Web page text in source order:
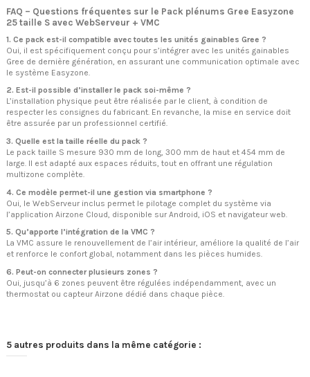
FAQ – Questions fréquentes sur le Pack plénums Gree Easyzone
25 taille S avec WebServeur + VMC
1. Ce pack est-il compatible avec toutes les unités gainables Gree ?
Oui, il est spécifiquement conçu pour s’intégrer avec les unités gainables
Gree de dernière génération, en assurant une communication optimale avec
le système Easyzone.
2. Est-il possible d’installer le pack soi-même ?
L’installation physique peut être réalisée par le client, à condition de
respecter les consignes du fabricant. En revanche, la mise en service doit
être assurée par un professionnel certifié.
3. Quelle est la taille réelle du pack ?
Le pack taille S mesure 930 mm de long, 300 mm de haut et 454 mm de
large. Il est adapté aux espaces réduits, tout en offrant une régulation
multizone complète.
4. Ce modèle permet-il une gestion via smartphone ?
Oui, le WebServeur inclus permet le pilotage complet du système via
l’application Airzone Cloud, disponible sur Android, iOS et navigateur web.
5. Qu’apporte l’intégration de la VMC ?
La VMC assure le renouvellement de l’air intérieur, améliore la qualité de l’air
et renforce le confort global, notamment dans les pièces humides.
6. Peut-on connecter plusieurs zones ?
Oui, jusqu’à 6 zones peuvent être régulées indépendamment, avec un
thermostat ou capteur Airzone dédié dans chaque pièce.
5 autres produits dans la même catégorie :